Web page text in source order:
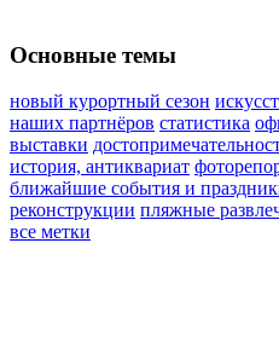
Основные темы
новый курортный сезон
наших партнёров статистика
выставки
история, антиквариат
ближайшие события и
реконструкции пляжные
все метки